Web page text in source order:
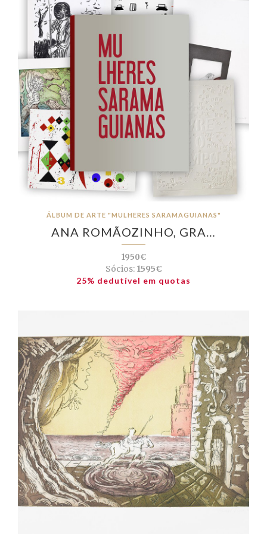
ÁLBUM DE ARTE "MULHERES SARAMAGUIANAS"
ANA ROMÃOZINHO, GRA…
1950€
Sócios:1595€
25% dedutível em quotas